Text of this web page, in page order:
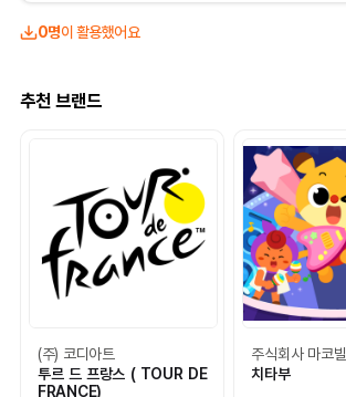
0명이 활용했어요
추천 브랜드
(주) 코디아트
투르 드 프랑스 ( TOUR DE
FRANCE)
주식회사 마코빌
치타부